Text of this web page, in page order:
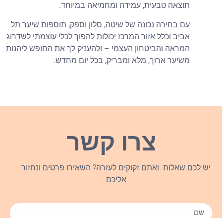
תוצאה טבעית, עמידה ומחמיאה במיוחד.
עם בחירה נכונה של שיטה, סלון וספק, תוספות שיער תל
אביב וכלל אזור המרכז יכולות להפוך לכלי עוצמתי לשדרוג
המראה והביטחון העצמי – ולהעניק לך את החופש ליהנות
משיער ארוך, מלא ומבריק, בכל יום מחדש.
צרו קשר
יש לכם שאלות ואתם זקוקים לעזרה? השאירו פרטים ונחזור
אליכם